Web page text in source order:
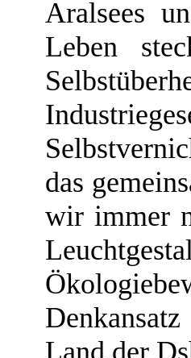
Aralsees
Leben
das
wir immer